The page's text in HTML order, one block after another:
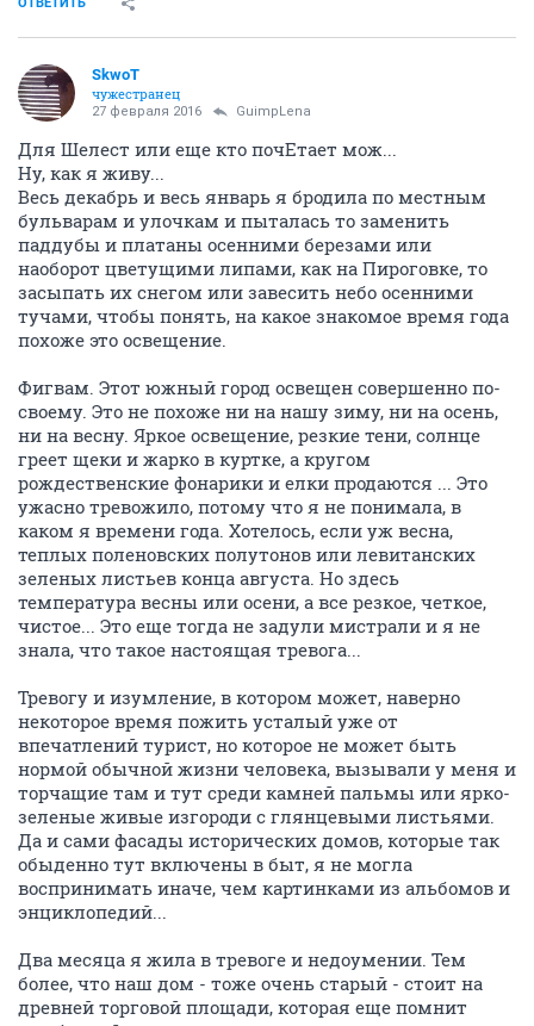
ОТВЕТИТЬ
SkwоT
чужестранец
27 февраля 2016 GuimpLena
Для Шелест или еще кто почЕтает мож...
Ну, как я живу...
Весь декабрь и весь январь я бродила по местным
бульварам и улочкам и пыталась то заменить
паддубы и платаны осенними березами или
наоборот цветущими липами, как на Пироговке, то
засыпать их снегом или завесить небо осенними
тучами, чтобы понять, на какое знакомое время года
похоже это освещение.
Фигвам. Этот южный город освещен совершенно по-
своему. Это не похоже ни на нашу зиму, ни на осень,
ни на весну. Яркое освещение, резкие тени, солнце
греет щеки и жарко в куртке, а кругом
рождественские фонарики и елки продаются ... Это
ужасно тревожило, потому что я не понимала, в
каком я времени года. Хотелось, если уж весна,
теплых поленовских полутонов или левитанских
зеленых листьев конца августа. Но здесь
температура весны или осени, а все резкое, четкое,
чистое... Это еще тогда не задули мистрали и я не
знала, что такое настоящая тревога...
Тревогу и изумление, в котором может, наверно
некоторое время пожить усталый уже от
впечатлений турист, но которое не может быть
нормой обычной жизни человека, вызывали у меня и
торчащие там и тут среди камней пальмы или ярко-
зеленые живые изгороди с глянцевыми листьями.
Да и сами фасады исторических домов, которые так
обыденно тут включены в быт, я не могла
воспринимать иначе, чем картинками из альбомов и
энциклопедий...
Два месяца я жила в тревоге и недоумении. Тем
более, что наш дом - тоже очень старый - стоит на
древней торговой площади, которая еще помнит